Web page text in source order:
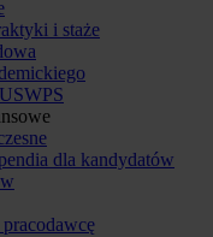
i staże
dla kandydatów